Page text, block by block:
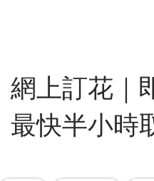
網上訂花｜
最快半小時